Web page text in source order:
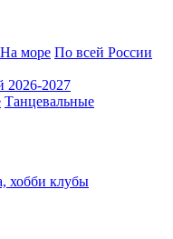
На море По всей России
2026-2027
Танцевальные
хобби клубы